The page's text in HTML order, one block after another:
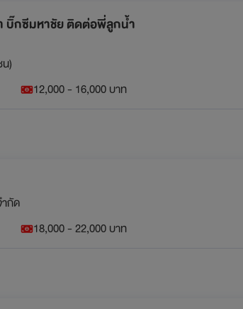
บิ๊กซีมหาชัย ติดต่อพี่ลูกน้ำ
)
12,000 - 16,000 บาท
กัด
18,000 - 22,000 บาท